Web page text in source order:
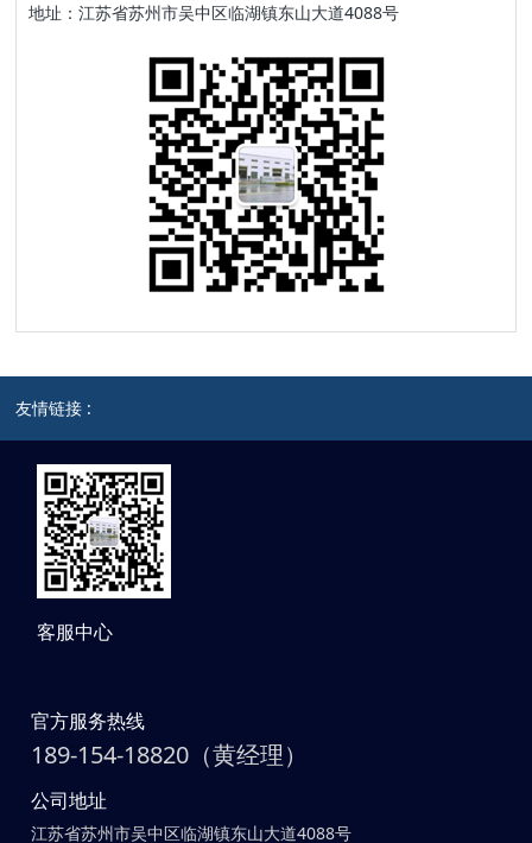
地址：江苏省苏州市吴中区临湖镇东山大道4088号
友情链接 :
客服中心
官方服务热线
189-154-18820（黄经理）
公司地址
江苏省苏州市吴中区临湖镇东山大道4088号